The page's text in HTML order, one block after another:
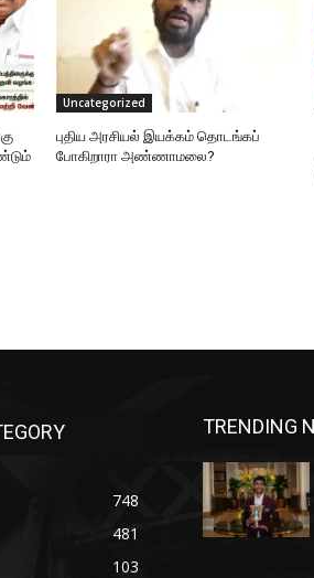
Uncategorized
புதிய அரசியல் இயக்கம் தொடங்கப்
போகிறாரா அண்ணாமலை?
748
481
103
TRENDING